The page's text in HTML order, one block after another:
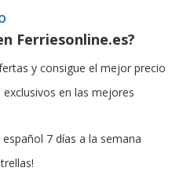
Ferriesonline.es?
y consigue el mejor precio
en las mejores
7 días a la semana